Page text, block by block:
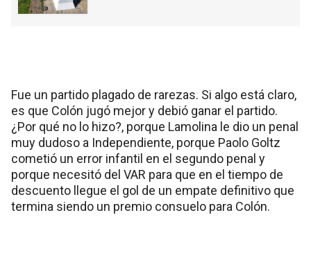
Fue un partido plagado de rarezas. Si algo está claro,
es que Colón jugó mejor y debió ganar el partido.
¿Por qué no lo hizo?, porque Lamolina le dio un penal
muy dudoso a Independiente, porque Paolo Goltz
cometió un error infantil en el segundo penal y
porque necesitó del VAR para que en el tiempo de
descuento llegue el gol de un empate definitivo que
termina siendo un premio consuelo para Colón.